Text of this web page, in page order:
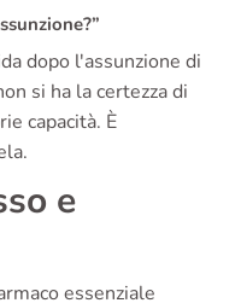
dopo l'assunzione di
si ha la certezza di
capacità. È
e
essenziale